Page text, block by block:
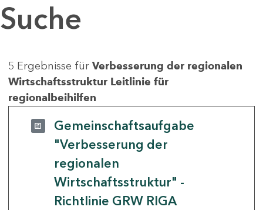
Suche
5 Ergebnisse für Verbesserung der regionalen
Wirtschaftsstruktur Leitlinie für
regionalbeihilfen
Gemeinschaftsaufgabe
"Verbesserung der
regionalen
Wirtschaftsstruktur" -
Richtlinie GRW RIGA